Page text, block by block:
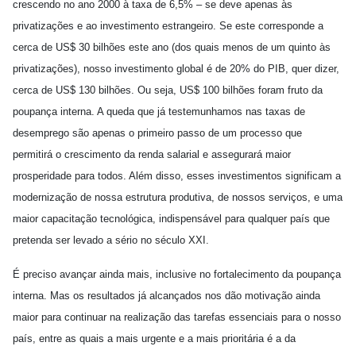
crescendo no ano 2000 à taxa de 6,5% – se deve apenas às
privatizações e ao investimento estrangeiro. Se este corresponde a
cerca de US$ 30 bilhões este ano (dos quais menos de um quinto às
privatizações), nosso investimento global é de 20% do PIB, quer dizer,
cerca de US$ 130 bilhões. Ou seja, US$ 100 bilhões foram fruto da
poupança interna. A queda que já testemunhamos nas taxas de
desemprego são apenas o primeiro passo de um processo que
permitirá o crescimento da renda salarial e assegurará maior
prosperidade para todos. Além disso, esses investimentos significam a
modernização de nossa estrutura produtiva, de nossos serviços, e uma
maior capacitação tecnológica, indispensável para qualquer país que
pretenda ser levado a sério no século XXI.
É preciso avançar ainda mais, inclusive no fortalecimento da poupança
interna. Mas os resultados já alcançados nos dão motivação ainda
maior para continuar na realização das tarefas essenciais para o nosso
país, entre as quais a mais urgente e a mais prioritária é a da